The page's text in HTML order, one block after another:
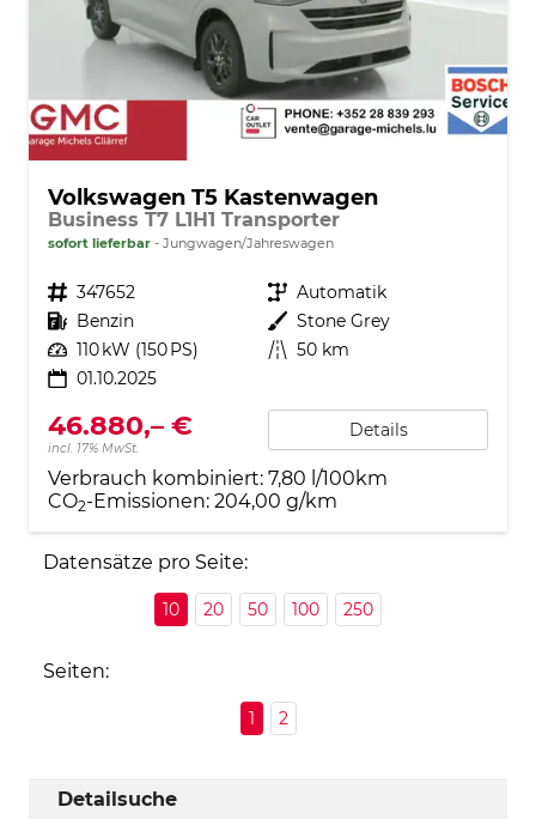
Volkswagen T5 Kastenwagen
Business T7 L1H1 Transporter
sofort lieferbar Jungwagen/Jahreswagen
Fahrzeugnr. 347652 Getriebe Automatik
Kraftstoff Benzin Außenfarbe Stone Grey
Leistung 110 kW (150 PS) Kilometerstand 50 km
01.10.2025
46.880,– €
incl. 17% MwSt.
Details
Verbrauch kombiniert: 7,80 l/100km
CO2-Emissionen: 204,00 g/km
Datensätze pro Seite:
10 20 50 100 250
Seiten:
1 2
Detailsuche